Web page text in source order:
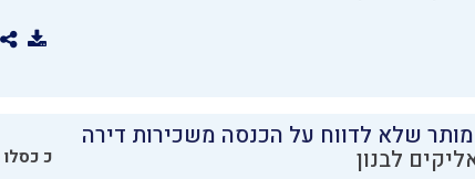
שלא לדווח על הכנסה משכירות דירה
לבנון כ